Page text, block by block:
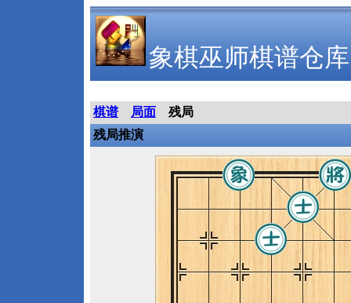
象棋巫师棋谱仓库
棋谱 局面
残局
残局推演